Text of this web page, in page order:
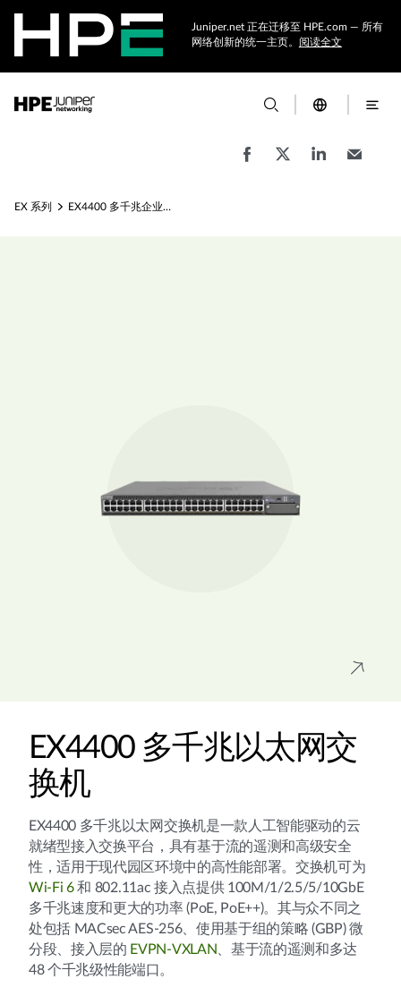
Juniper.net 正在迁移至 HPE.com — 所有
网络创新的统一主页。 阅读全文
EX 系列 EX4400 多千兆企业交换机
EX4400 多千兆以太网交
换机
EX4400 多千兆以太网交换机是一款人工智能驱动的云
就绪型接入交换平台，具有基于流的遥测和高级安全
性，适用于现代园区环境中的高性能部署。交换机可为
Wi-Fi 6和 802.11ac 接入点提供 100M/1/2.5/5/10GbE
多千兆速度和更大的功率 (PoE, PoE++)。其与众不同之
处包括 MACsec AES-256、使用基于组的策略 (GBP) 微
分段、接入层的 EVPN-VXLAN 、基于流的遥测和多达
48 个千兆级性能端口。